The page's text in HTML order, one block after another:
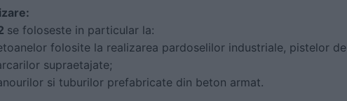
se foloseste in particular la:
folosite la realizarea pardoselilor industriale, pistelor de
supraetajate;
si tuburilor prefabricate din beton armat.